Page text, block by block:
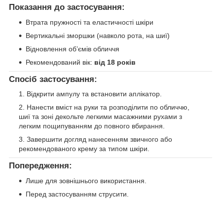
Показання до застосування:
Втрата пружності та еластичності шкіри
Вертикальні зморшки (навколо рота, на шиї)
Відновлення об’ємів обличчя
Рекомендований вік: від 18 років
Спосіб застосування:
Відкрити ампулу та встановити аплікатор.
Нанести вміст на руки та розподілити по обличчю,
шиї та зоні декольте легкими масажними рухами з
легким пощипуванням до повного вбирання.
Завершити догляд нанесенням звичного або
рекомендованого крему за типом шкіри.
Попередження:
Лише для зовнішнього використання.
Перед застосуванням струсити.